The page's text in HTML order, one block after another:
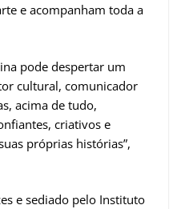
e acompanham toda a
pode despertar um
cultural, comunicador
acima de tudo,
criativos e
próprias histórias”,
e sediado pelo Instituto